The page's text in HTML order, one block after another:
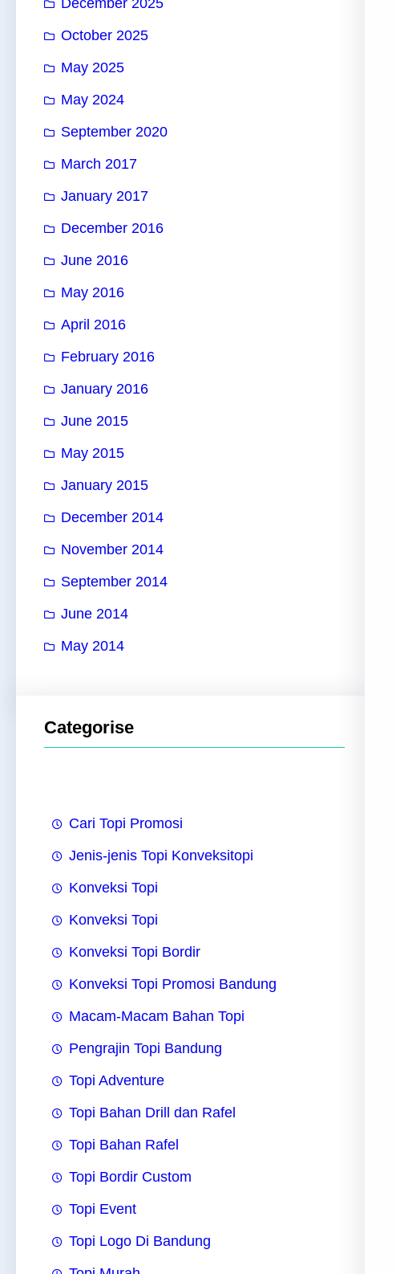
October 2025
May 2025
May 2024
September 2020
March 2017
January 2017
December 2016
June 2016
May 2016
April 2016
February 2016
January 2016
June 2015
May 2015
January 2015
December 2014
November 2014
September 2014
June 2014
May 2014
Categorise
Cari Topi Promosi
Jenis-jenis Topi Konveksitopi
Konveksi Topi
Konveksi Topi
Konveksi Topi Bordir
Konveksi Topi Promosi Bandung
Macam-Macam Bahan Topi
Pengrajin Topi Bandung
Topi Adventure
Topi Bahan Drill dan Rafel
Topi Bahan Rafel
Topi Bordir Custom
Topi Event
Topi Logo Di Bandung